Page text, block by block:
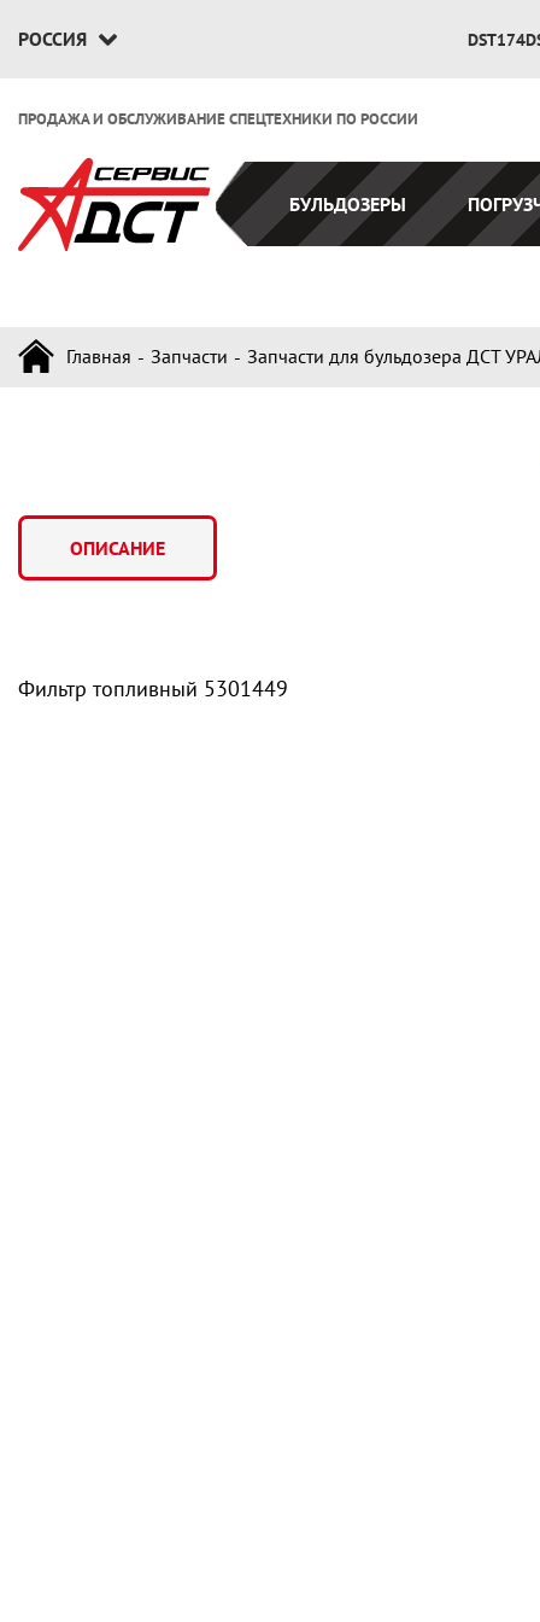
РОССИЯ
ПРОДАЖА И ОБСЛУЖИВАНИЕ СПЕЦТЕХНИКИ ПО РОССИИ
БУЛЬДОЗЕРЫ
Главная Запчасти Запчасти для бульдозера ДСТ
ОПИСАНИЕ
Фильтр топливный 5301449